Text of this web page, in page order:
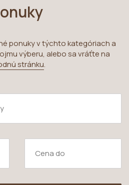
ponuky v týchto kategóriach a
výberu, alebo sa vráťte na
stránku.